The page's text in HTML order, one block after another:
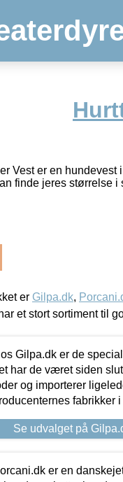
Vest er en hundevest
finde jeres størrelse
er Gilpa.dk,
et stort sortiment til
Gilpa.dk er de
har de været siden
og importerer
fabrikker
Se udvalget på
er en